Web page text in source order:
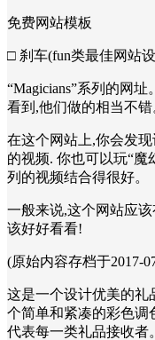
免费网站模板
□ 刹车(fun类最佳网站
“Magicians”系列的网
看到,他们做的相当不错
在这个网站上,你会发
的视频. 你也可以玩“
列的视频结合得很好。
一般来说,这个网站应
该好好看看!
(原始内容存档于2017-
这是一个设计优美的礼
个简单和紧凑的彩色调
代表每一类礼品接收者。